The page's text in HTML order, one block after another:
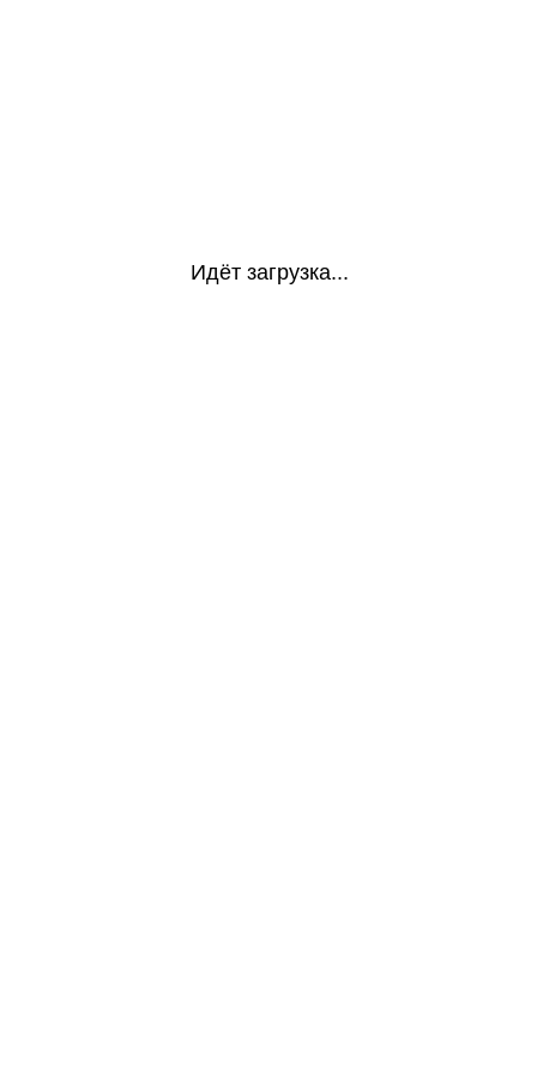
Идёт загрузка...